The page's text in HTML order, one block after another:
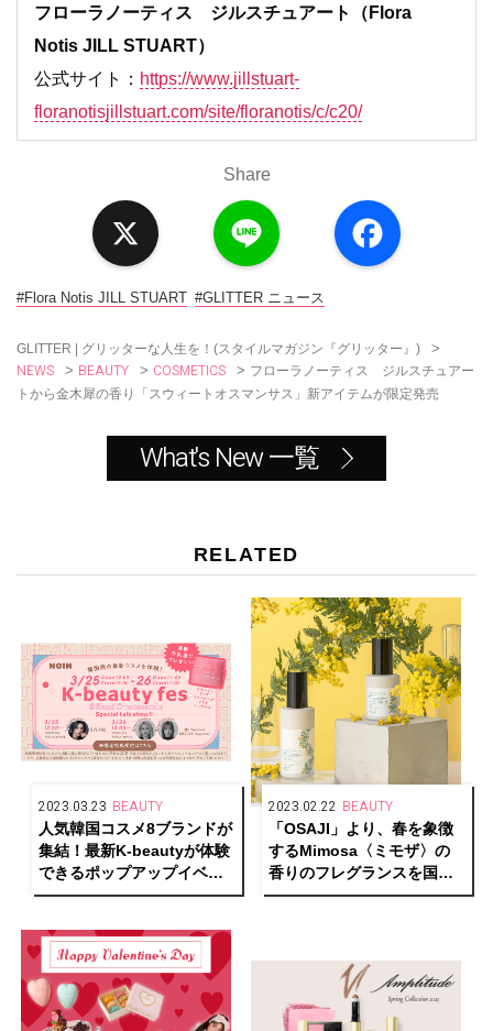
フローラノーティス ジルスチュアート（Flora
Notis JILL STUART）
公式サイト： https://www.jillstuart-
floranotisjillstuart.com/site/floranotis/c/c20/
Share
a
c
#Flora Notis JILL STUART #GLITTER ニュース
GLITTER | グリッターな人生を！(スタイルマガジン『グリッター』) >
NEWS > BEAUTY > COSMETICS > フローラノーティス ジルスチュアー
トから金木犀の香り「スウィートオスマンサス」新アイテムが限定発売
What's New 一覧
RELATED
2023.03.23 BEAUTY
人気韓国コスメ8ブランドが
集結！最新K-beautyが体験
できるポップアップイベン
トを表参道で開催
2023.02.22 BEAUTY
「OSAJI」より、春を象徴
するMimosa〈ミモザ〉の
香りのフレグランスを国際
女性デーに発売